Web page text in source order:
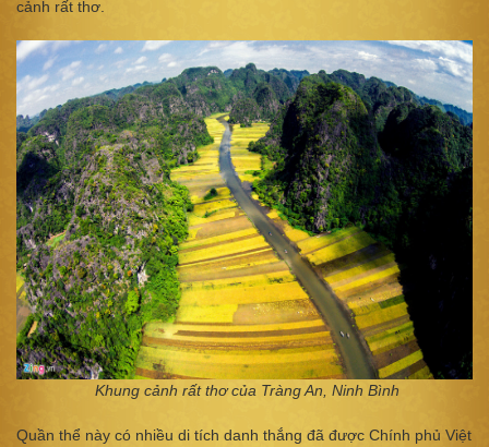
cảnh rất thơ.
Khung cảnh rất thơ của Tràng An, Ninh Bình
Quần thể này có nhiều di tích danh thắng đã được Chính phủ Việt